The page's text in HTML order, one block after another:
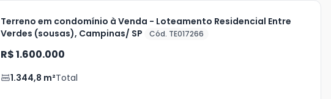
Terreno em condomínio à Venda - Loteamento Residencial Entre
Verdes (sousas), Campinas/ SP
Cód. TE017266
R$ 1.600.000
1.344,8 m²Total